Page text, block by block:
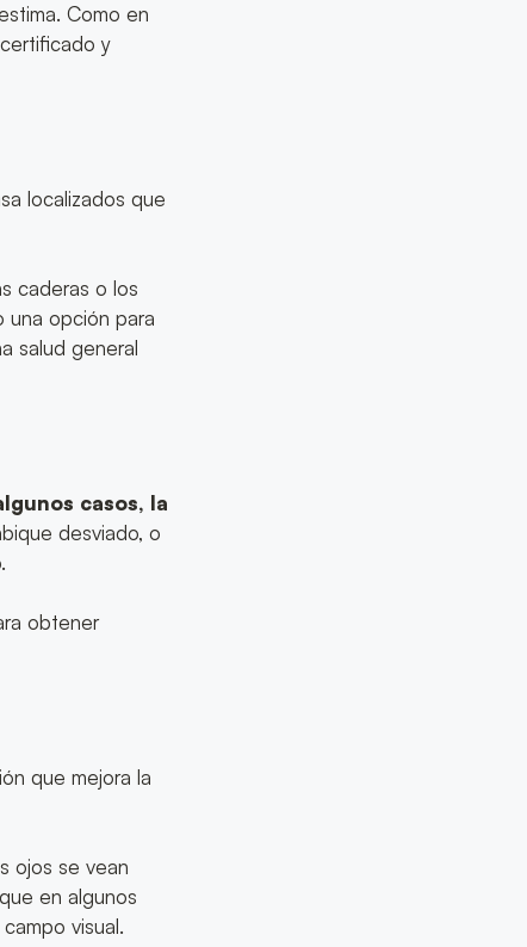
Como en
y
localizados que
caderas o los
una opción para
salud general
casos, la
desviado, o
obtener
que mejora la
ojos se vean
en algunos
visual.